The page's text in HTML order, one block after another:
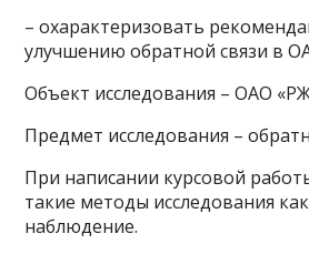
– охарактеризовать
улучшению обратной связи в
Объект исследования – ОАО
Предмет исследования –
При написании курсовой
такие методы исследования
наблюдение.